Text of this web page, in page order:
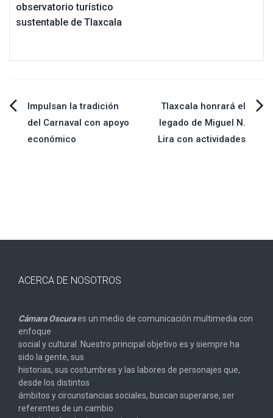
observatorio turístico
sustentable de Tlaxcala
Navegación
de
Impulsan la tradición
del Carnaval con apoyo
económico
Tlaxcala honrará el
legado de Miguel N.
Lira con actividades
ACERCA DE NOSOTROS
Cámara Oscuraes un medio de comunicación multimedia con
enfoque
social y cultural. Nuestro principal objetivo es y siempre ha
sido la gente, sus
historias, sus costumbres y las labores de personajes que,
desde los distintos
ámbitos y circunstancias sociales, buscan superarse, ser
referentes de un cambio